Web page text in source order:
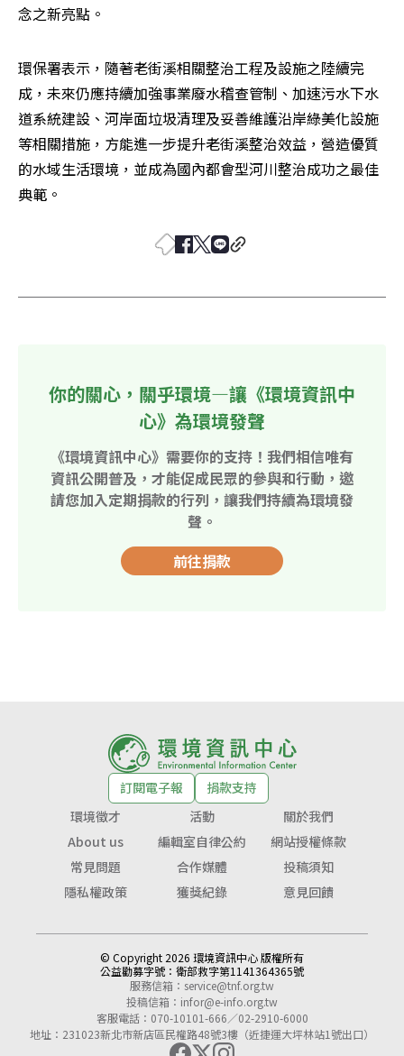
念之新亮點。
環保署表示，隨著老街溪相關整治工程及設施之陸續完
成，未來仍應持續加強事業廢水稽查管制、加速污水下水
道系統建設、河岸面垃圾清理及妥善維護沿岸綠美化設施
等相關措施，方能進一步提升老街溪整治效益，營造優質
的水域生活環境，並成為國內都會型河川整治成功之最佳
典範。
你的關心，關乎環境—讓《環境資訊中
心》為環境發聲
《環境資訊中心》需要你的支持！我們相信唯有
資訊公開普及，才能促成民眾的參與和行動，邀
請您加入定期捐款的行列，讓我們持續為環境發
聲。
前往捐款
訂閱電子報
捐款支持
環境徵才
活動
關於我們
About us
編輯室自律公約
網站授權條款
常見問題
合作媒體
投稿須知
隱私權政策
獲獎紀錄 意見回饋
© Copyright 2026 環境資訊中心 版權所有
公益勸募字號： 衛部救字第1141364365號
服務信箱： service@tnf.org.tw
投稿信箱： infor@e-info.org.tw
客服電話：070-10101-666／02-2910-6000
地址：231023新北市新店區民權路48號3樓（近捷運大坪林站1號出口）